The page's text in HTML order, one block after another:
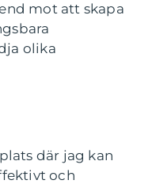
mot att skapa
olika
där jag kan
och